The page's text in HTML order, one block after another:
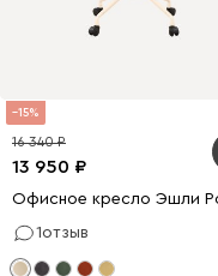
15
13 950
16 340
Офисное кресло Эшли
1отзыв